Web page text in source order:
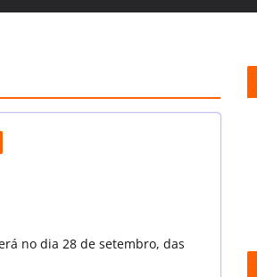
no dia 28 de setembro, das